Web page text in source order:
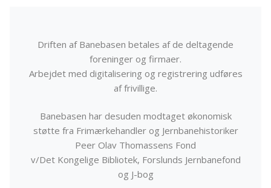
Driften af Banebasen betales af de deltagende
foreninger og firmaer.
Arbejdet med digitalisering og registrering udføres
af frivillige.
Banebasen har desuden modtaget økonomisk
støtte fra Frimærkehandler og Jernbanehistoriker
Peer Olav Thomassens Fond
v/Det Kongelige Bibliotek, Forslunds Jernbanefond
og J-bog